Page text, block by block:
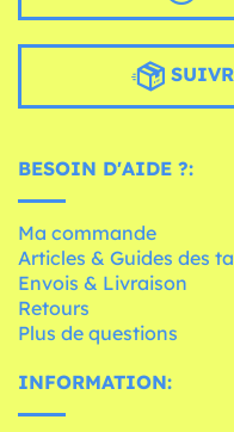
BESOIN D'AIDE ?:
Ma commande
Articles & Guides des
Envois & Livraison
Retours
Plus de questions
INFORMATION: